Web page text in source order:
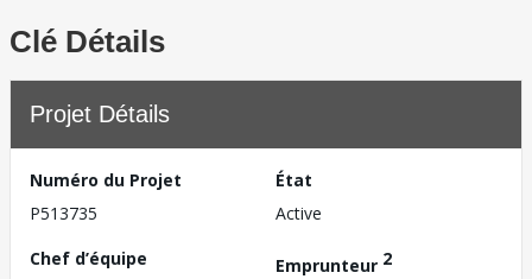
Clé Détails
Projet Détails
Numéro du Projet
P513735
État
Active
Chef d’équipe
Emprunteur 2